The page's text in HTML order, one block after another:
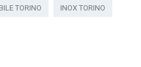
TORINO INOX TORINO